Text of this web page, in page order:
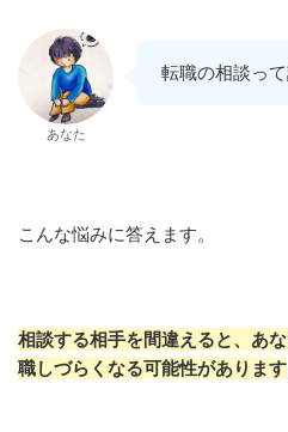
あなた
転職の相談っ
こんな悩みに答えます。
相談する相手を間違えると、あ
職しづらくなる可能性があります